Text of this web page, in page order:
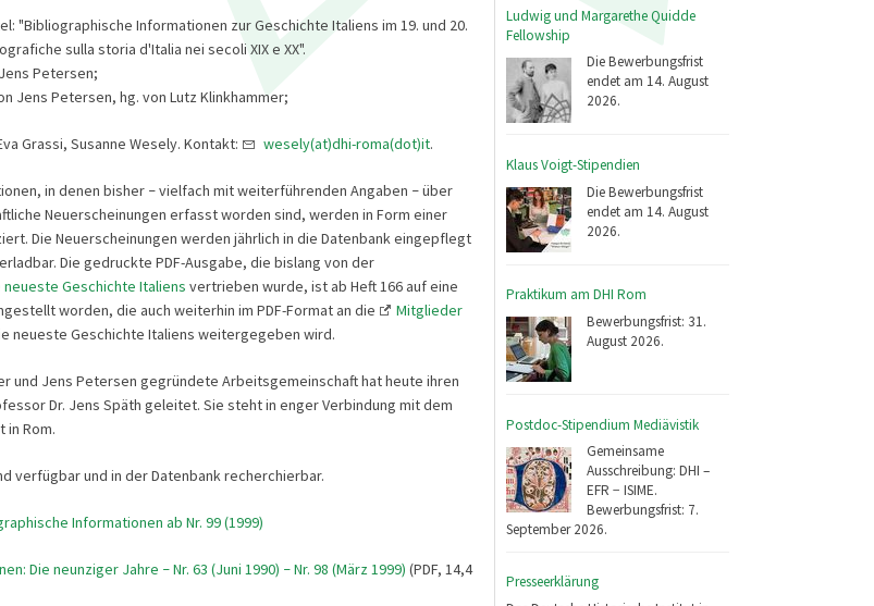
Ludwig und Margarethe Quidde
Fellowship
Die Bewerbungsfrist
endet am 14. August
2026.
Klaus Voigt-Stipendien
Die Bewerbungsfrist
endet am 14. August
2026.
Praktikum am DHI Rom
Bewerbungsfrist: 31.
August 2026.
Postdoc-Stipendium Mediävistik
Gemeinsame
Ausschreibung: DHI –
EFR − ISIME.
Bewerbungsfrist: 7.
September 2026.
Presseerklärung
"Bibliographische Informationen zur Geschichte Italiens im 19. und 20.
sulla storia d'Italia nei secoli XIX e XX".
Petersen;
Jens Petersen, hg. von Lutz Klinkhammer;
Grassi, Susanne Wesely. Kontakt: wesely(at)dhi-roma(dot)it.
in denen bisher –vielfach mit weiterführenden Angaben –über
Neuerscheinungen erfasst worden sind, werden in Form einer
Die Neuerscheinungen werden jährlich in die Datenbank eingepflegt
Die gedruckte PDF-Ausgabe, die bislang von der
Geschichte Italiens vertrieben wurde, ist ab Heft 166 auf eine
worden, die auch weiterhin im PDF-Format an die
Mitglieder
neueste Geschichte Italiens weitergegeben wird.
und Jens Petersen gegründete Arbeitsgemeinschaft hat heute ihren
Dr. Jens Späth geleitet. Sie steht in enger Verbindung mit dem
in Rom.
verfügbar und in der Datenbank recherchierbar.
Informationen ab Nr. 99 (1999)
Die neunziger Jahre –Nr. 63 (Juni 1990) –Nr. 98 (März 1999) (PDF, 14,4